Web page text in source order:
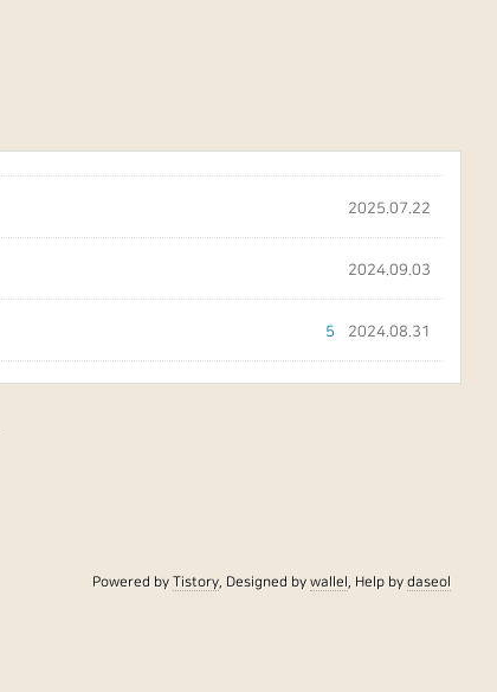
2025.07.22
2024.09.03
2024.08.31
5
Powered byTistory, Designed bywallel, Help bydaseol